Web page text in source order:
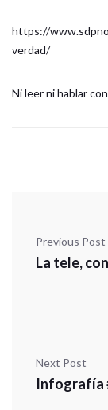
https://
verdad/
Ni leer ni hablar
Previous Post
La tele,
Next Post
Infografía